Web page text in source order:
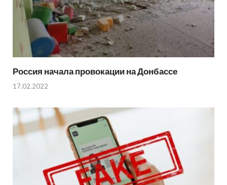
Россия начала провокации на Донбассе
17.02.2022